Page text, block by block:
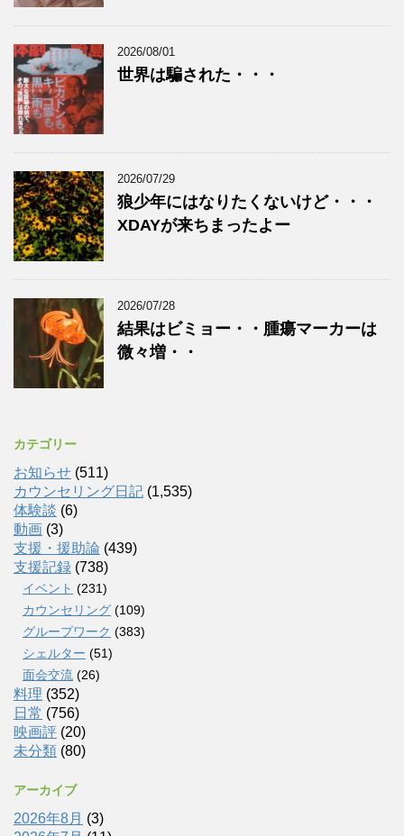
2026/08/01
世界は騙された・・・
2026/07/29
狼少年にはなりたくないけど・・・
XDAYが来ちまったよー
2026/07/28
結果はビミョー・・腫瘍マーカーは
微々増・・
カテゴリー
お知らせ (511)
カウンセリング日記 (1,535)
体験談 (6)
動画 (3)
支援・援助論 (439)
支援記録 (738)
イベント (231)
カウンセリング (109)
グループワーク (383)
シェルター (51)
面会交流 (26)
料理 (352)
日常 (756)
映画評 (20)
未分類 (80)
アーカイブ
2026年8月 (3)